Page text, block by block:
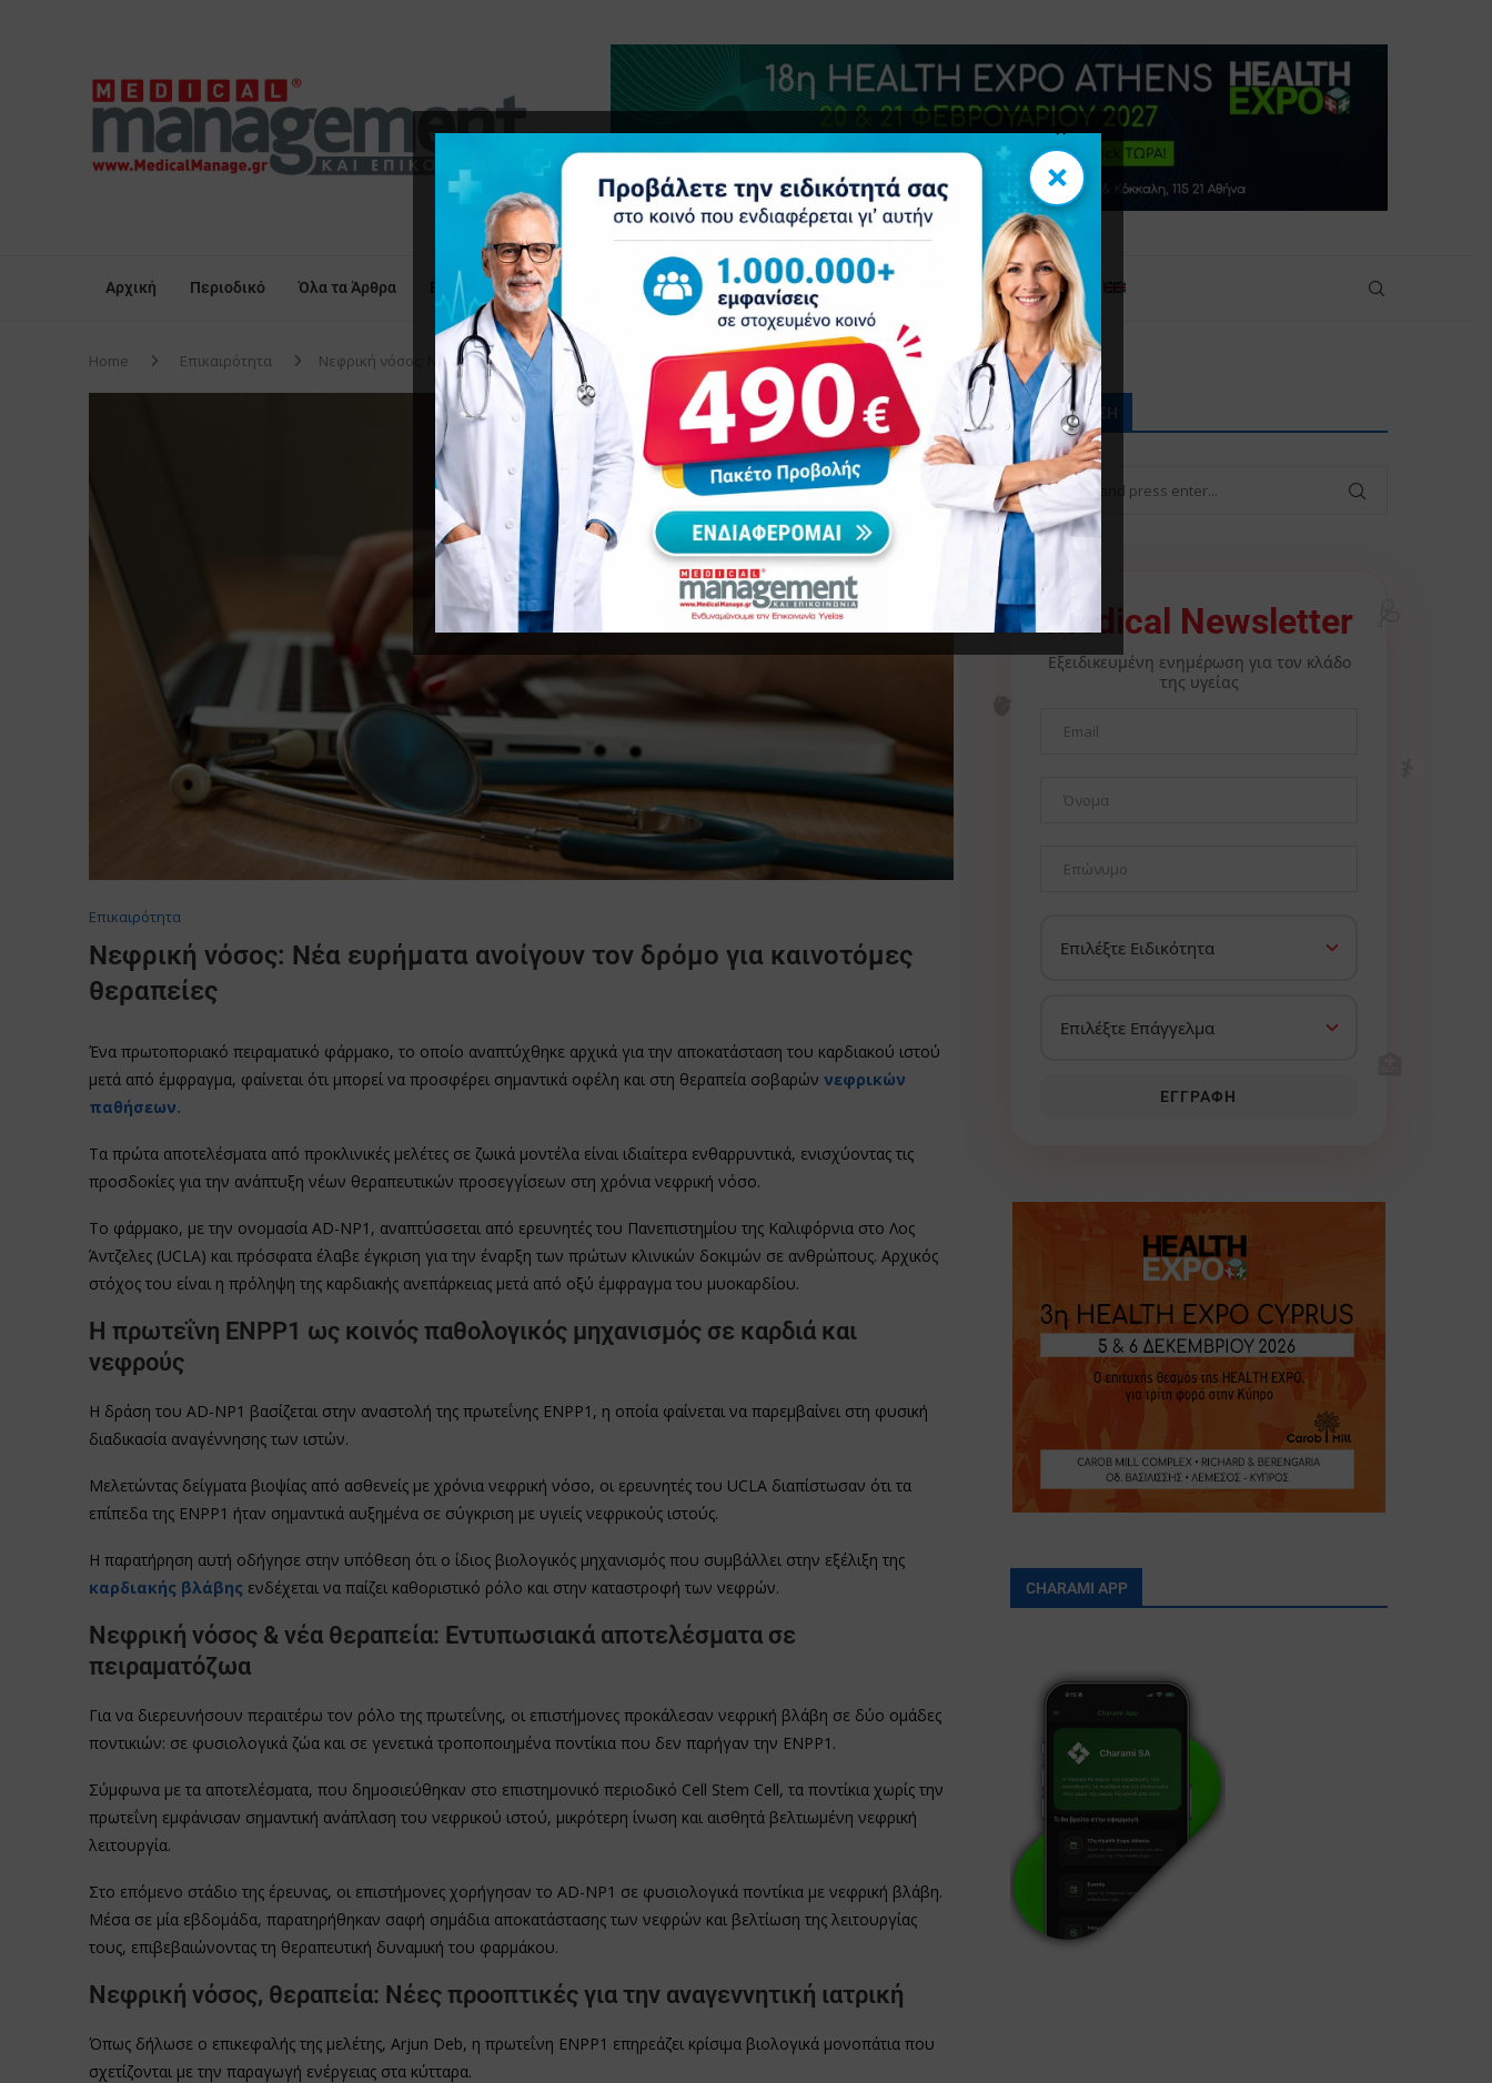
Αρχική Περιοδικό Όλα τα Άρθρα Επικαιρότητα Δελτία Τύπου Προβολή Ιατρού Επικοινωνία
Home Επικαιρότητα Νεφρική νόσος: Νέα ευρήματα ανοίγουν τον δρόμο για καινοτόμες θεραπείες
Επικαιρότητα
Νεφρική νόσος: Νέα ευρήματα ανοίγουν τον δρόμο για καινοτόμες
θεραπείες
Ένα πρωτοποριακό πειραματικό φάρμακο, το οποίο αναπτύχθηκε αρχικά για την αποκατάσταση του καρδιακού ιστού
μετά από έμφραγμα, φαίνεται ότι μπορεί να προσφέρει σημαντικά οφέλη και στη θεραπεία σοβαρών νεφρικών
παθήσεων.
Τα πρώτα αποτελέσματα από προκλινικές μελέτες σε ζωικά μοντέλα είναι ιδιαίτερα ενθαρρυντικά, ενισχύοντας τις
προσδοκίες για την ανάπτυξη νέων θεραπευτικών προσεγγίσεων στη χρόνια νεφρική νόσο.
Το φάρμακο, με την ονομασία AD-NP1, αναπτύσσεται από ερευνητές του Πανεπιστημίου της Καλιφόρνια στο Λος
Άντζελες (UCLA) και πρόσφατα έλαβε έγκριση για την έναρξη των πρώτων κλινικών δοκιμών σε ανθρώπους. Αρχικός
στόχος του είναι η πρόληψη της καρδιακής ανεπάρκειας μετά από οξύ έμφραγμα του μυοκαρδίου.
Η πρωτεΐνη ENPP1 ως κοινός παθολογικός μηχανισμός σε καρδιά και
νεφρούς
Η δράση του AD-NP1 βασίζεται στην αναστολή της πρωτεΐνης ENPP1, η οποία φαίνεται να παρεμβαίνει στη φυσική
διαδικασία αναγέννησης των ιστών.
Μελετώντας δείγματα βιοψίας από ασθενείς με χρόνια νεφρική νόσο, οι ερευνητές του UCLA διαπίστωσαν ότι τα
επίπεδα της ENPP1 ήταν σημαντικά αυξημένα σε σύγκριση με υγιείς νεφρικούς ιστούς.
Η παρατήρηση αυτή οδήγησε στην υπόθεση ότι ο ίδιος βιολογικός μηχανισμός που συμβάλλει στην εξέλιξη της
καρδιακής βλάβης ενδέχεται να παίζει καθοριστικό ρόλο και στην καταστροφή των νεφρών.
Νεφρική νόσος & νέα θεραπεία: Εντυπωσιακά αποτελέσματα σε
πειραματόζωα
Για να διερευνήσουν περαιτέρω τον ρόλο της πρωτεΐνης, οι επιστήμονες προκάλεσαν νεφρική βλάβη σε δύο ομάδες
ποντικιών: σε φυσιολογικά ζώα και σε γενετικά τροποποιημένα ποντίκια που δεν παρήγαν την ENPP1.
Σύμφωνα με τα αποτελέσματα, που δημοσιεύθηκαν στο επιστημονικό περιοδικό Cell Stem Cell, τα ποντίκια χωρίς την
πρωτεΐνη εμφάνισαν σημαντική ανάπλαση του νεφρικού ιστού, μικρότερη ίνωση και αισθητά βελτιωμένη νεφρική
λειτουργία.
Στο επόμενο στάδιο της έρευνας, οι επιστήμονες χορήγησαν το AD-NP1 σε φυσιολογικά ποντίκια με νεφρική βλάβη.
Μέσα σε μία εβδομάδα, παρατηρήθηκαν σαφή σημάδια αποκατάστασης των νεφρών και βελτίωση της λειτουργίας
τους, επιβεβαιώνοντας τη θεραπευτική δυναμική του φαρμάκου.
Νεφρική νόσος, θεραπεία: Νέες προοπτικές για την αναγεννητική ιατρική
Όπως δήλωσε ο επικεφαλής της μελέτης, Arjun Deb, η πρωτεΐνη ENPP1 επηρεάζει κρίσιμα βιολογικά μονοπάτια που
σχετίζονται με την παραγωγή ενέργειας στα κύτταρα.
ΑΝΑΖΉΤΗΣΗ
Medical Newsletter
Εξειδικευμένη ενημέρωση για τον κλάδο
της υγείας
ΕΓΓΡΑΦΉ
CHARAMI APP
×
×